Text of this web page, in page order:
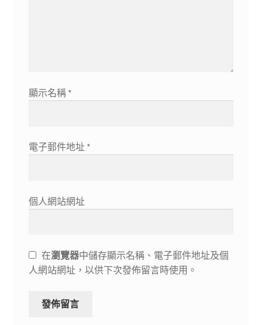
顯示名稱 *
電子郵件地址 *
個人網站網址
在瀏覽器中儲存顯示名稱、電子郵件地址及個
人網站網址，以供下次發佈留言時使用。